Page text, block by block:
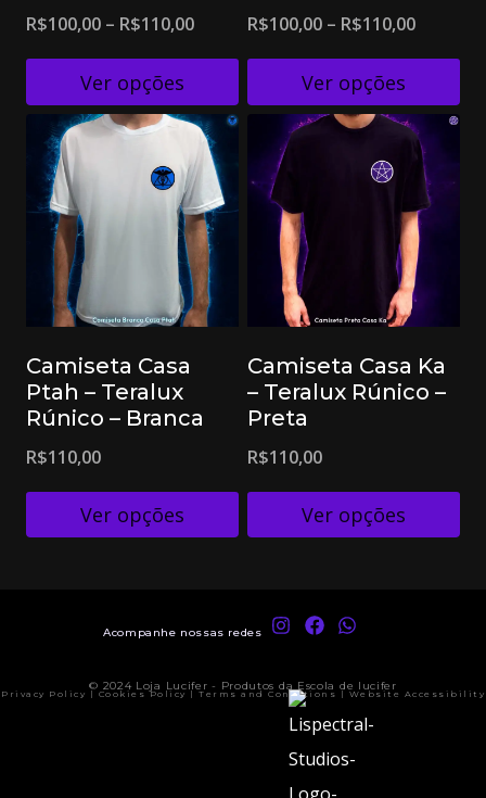
R$100,00 – R$110,00
Ver opções
R$100,00 – R$110,00
Ver opções
Camiseta Casa
Ptah – Teralux
Rúnico – Branca
R$110,00
Ver opções
Camiseta Casa Ka
– Teralux Rúnico –
Preta
R$110,00
Ver opções
Acompanhe nossas redes
© 2024 Loja Lucifer - Produtos da Escola de lucifer
Privacy Policy | Cookies Policy | Terms and Conditions | Website Accessibility